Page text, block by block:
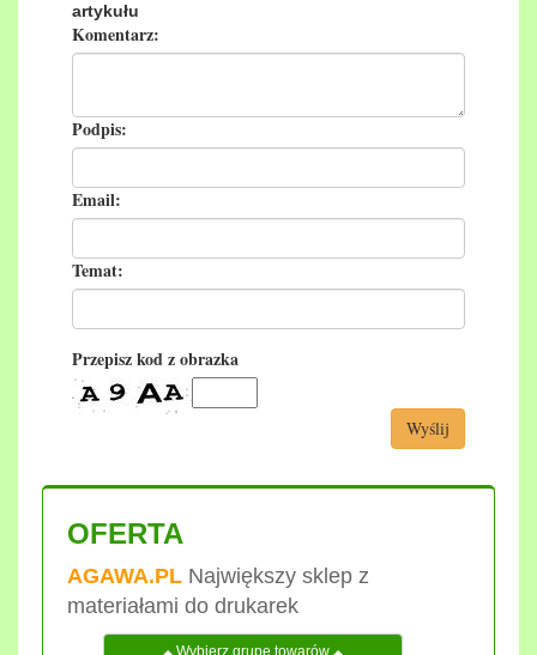
artykułu
Komentarz:
Podpis:
Email:
Temat:
Przepisz kod z obrazka
Wyślij
OFERTA
AGAWA.PL Największy sklep z
materiałami do drukarek
Wybierz grupę towarów